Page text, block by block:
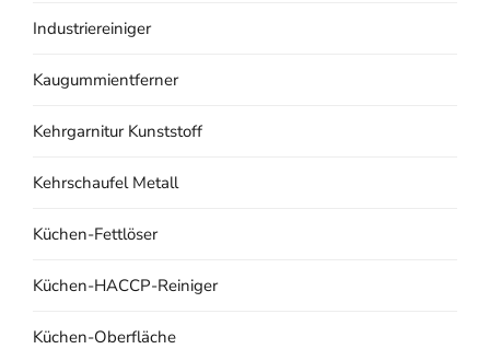
Industriereiniger
Kaugummientferner
Kehrgarnitur Kunststoff
Kehrschaufel Metall
Küchen-Fettlöser
Küchen-HACCP-Reiniger
Küchen-Oberfläche